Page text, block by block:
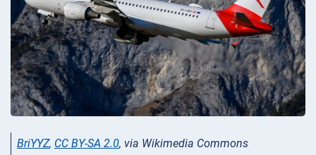
BriYYZ, CC BY-SA 2.0, via Wikimedia Commons